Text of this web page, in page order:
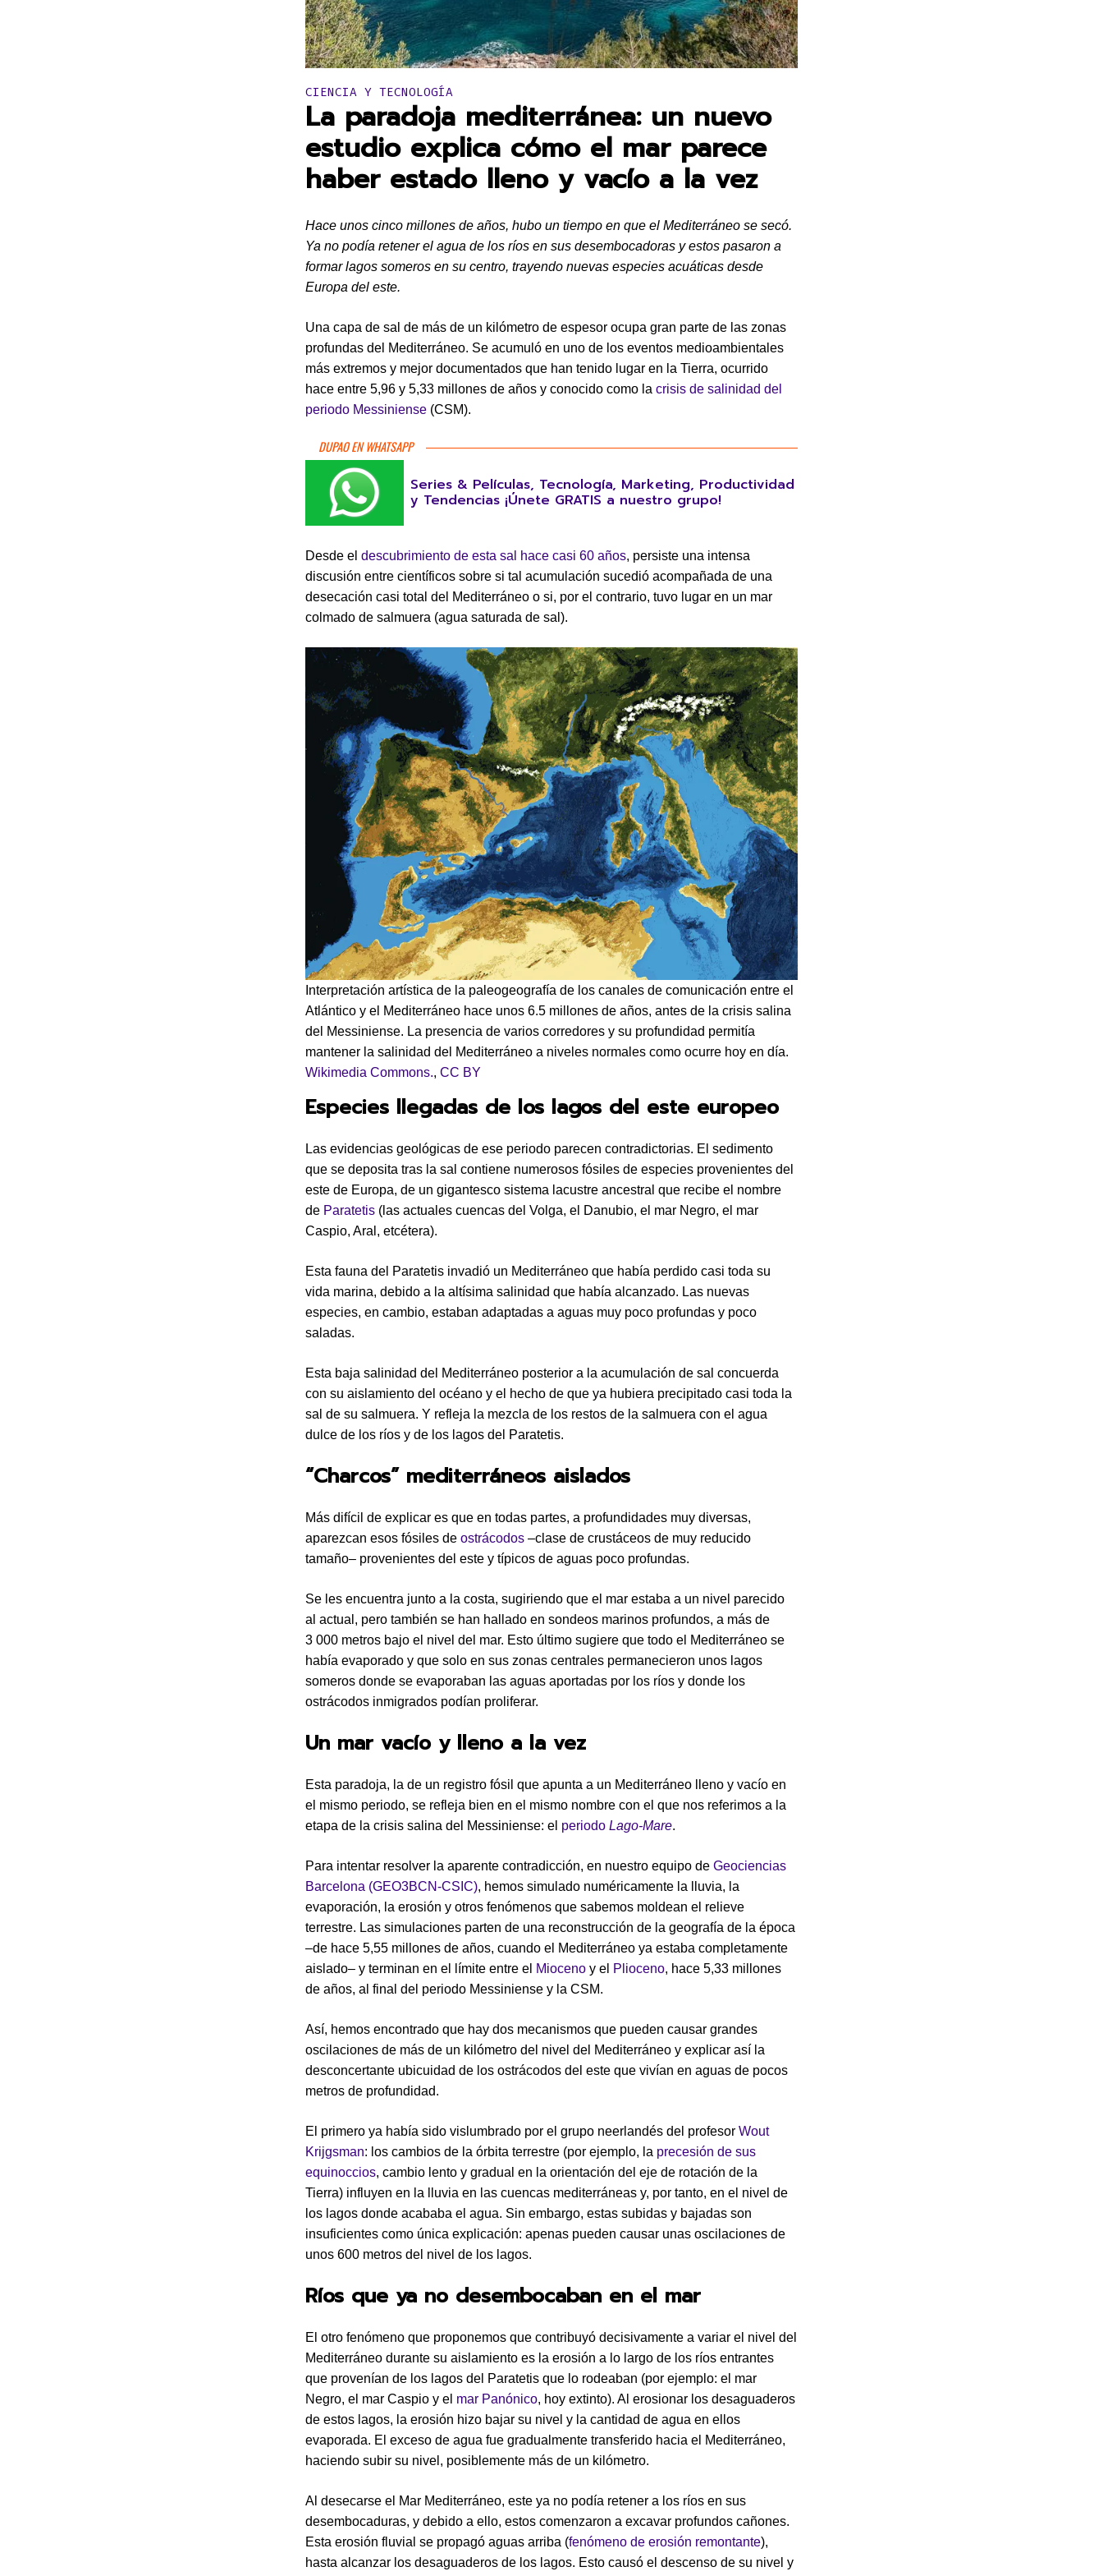
Publicado en:
CIENCIA Y TECNOLOGÍA
La paradoja mediterránea: un nuevo
estudio explica cómo el mar parece
haber estado lleno y vacío a la vez
Hace unos cinco millones de años, hubo un tiempo en que el Mediterráneo se secó.
Ya no podía retener el agua de los ríos en sus desembocadoras y estos pasaron a
formar lagos someros en su centro, trayendo nuevas especies acuáticas desde
Europa del este.
Una capa de sal de más de un kilómetro de espesor ocupa gran parte de las zonas
profundas del Mediterráneo. Se acumuló en uno de los eventos medioambientales
más extremos y mejor documentados que han tenido lugar en la Tierra, ocurrido
hace entre 5,96 y 5,33 millones de años y conocido como la crisis de salinidad del
periodo Messiniense (CSM).
DUPAO EN WHATSAPP
Series & Películas, Tecnología, Marketing, Productividad
y Tendencias ¡Únete GRATIS a nuestro grupo!
Desde el descubrimiento de esta sal hace casi 60 años, persiste una intensa
discusión entre científicos sobre si tal acumulación sucedió acompañada de una
desecación casi total del Mediterráneo o si, por el contrario, tuvo lugar en un mar
colmado de salmuera (agua saturada de sal).
Interpretación artística de la paleogeografía de los canales de comunicación entre el
Atlántico y el Mediterráneo hace unos 6.5 millones de años, antes de la crisis salina
del Messiniense. La presencia de varios corredores y su profundidad permitía
mantener la salinidad del Mediterráneo a niveles normales como ocurre hoy en día.
Wikimedia Commons., CC BY
Especies llegadas de los lagos del este europeo
Las evidencias geológicas de ese periodo parecen contradictorias. El sedimento
que se deposita tras la sal contiene numerosos fósiles de especies provenientes del
este de Europa, de un gigantesco sistema lacustre ancestral que recibe el nombre
de Paratetis (las actuales cuencas del Volga, el Danubio, el mar Negro, el mar
Caspio, Aral, etcétera).
Esta fauna del Paratetis invadió un Mediterráneo que había perdido casi toda su
vida marina, debido a la altísima salinidad que había alcanzado. Las nuevas
especies, en cambio, estaban adaptadas a aguas muy poco profundas y poco
saladas.
Esta baja salinidad del Mediterráneo posterior a la acumulación de sal concuerda
con su aislamiento del océano y el hecho de que ya hubiera precipitado casi toda la
sal de su salmuera. Y refleja la mezcla de los restos de la salmuera con el agua
dulce de los ríos y de los lagos del Paratetis.
“Charcos” mediterráneos aislados
Más difícil de explicar es que en todas partes, a profundidades muy diversas,
aparezcan esos fósiles de ostrácodos –clase de crustáceos de muy reducido
tamaño– provenientes del este y típicos de aguas poco profundas.
Se les encuentra junto a la costa, sugiriendo que el mar estaba a un nivel parecido
al actual, pero también se han hallado en sondeos marinos profundos, a más de
3 000 metros bajo el nivel del mar. Esto último sugiere que todo el Mediterráneo se
había evaporado y que solo en sus zonas centrales permanecieron unos lagos
someros donde se evaporaban las aguas aportadas por los ríos y donde los
ostrácodos inmigrados podían proliferar.
Un mar vacío y lleno a la vez
Esta paradoja, la de un registro fósil que apunta a un Mediterráneo lleno y vacío en
el mismo periodo, se refleja bien en el mismo nombre con el que nos referimos a la
etapa de la crisis salina del Messiniense: el periodo Lago-Mare.
Para intentar resolver la aparente contradicción, en nuestro equipo de Geociencias
Barcelona (GEO3BCN-CSIC), hemos simulado numéricamente la lluvia, la
evaporación, la erosión y otros fenómenos que sabemos moldean el relieve
terrestre. Las simulaciones parten de una reconstrucción de la geografía de la época
–de hace 5,55 millones de años, cuando el Mediterráneo ya estaba completamente
aislado– y terminan en el límite entre el Mioceno y el Plioceno, hace 5,33 millones
de años, al final del periodo Messiniense y la CSM.
Así, hemos encontrado que hay dos mecanismos que pueden causar grandes
oscilaciones de más de un kilómetro del nivel del Mediterráneo y explicar así la
desconcertante ubicuidad de los ostrácodos del este que vivían en aguas de pocos
metros de profundidad.
El primero ya había sido vislumbrado por el grupo neerlandés del profesor Wout
Krijgsman: los cambios de la órbita terrestre (por ejemplo, la precesión de sus
equinoccios, cambio lento y gradual en la orientación del eje de rotación de la
Tierra) influyen en la lluvia en las cuencas mediterráneas y, por tanto, en el nivel de
los lagos donde acababa el agua. Sin embargo, estas subidas y bajadas son
insuficientes como única explicación: apenas pueden causar unas oscilaciones de
unos 600 metros del nivel de los lagos.
Ríos que ya no desembocaban en el mar
El otro fenómeno que proponemos que contribuyó decisivamente a variar el nivel del
Mediterráneo durante su aislamiento es la erosión a lo largo de los ríos entrantes
que provenían de los lagos del Paratetis que lo rodeaban (por ejemplo: el mar
Negro, el mar Caspio y el mar Panónico, hoy extinto). Al erosionar los desaguaderos
de estos lagos, la erosión hizo bajar su nivel y la cantidad de agua en ellos
evaporada. El exceso de agua fue gradualmente transferido hacia el Mediterráneo,
haciendo subir su nivel, posiblemente más de un kilómetro.
Al desecarse el Mar Mediterráneo, este ya no podía retener a los ríos en sus
desembocaduras, y debido a ello, estos comenzaron a excavar profundos cañones.
Esta erosión fluvial se propagó aguas arriba (fenómeno de erosión remontante),
hasta alcanzar los desaguaderos de los lagos. Esto causó el descenso de su nivel y